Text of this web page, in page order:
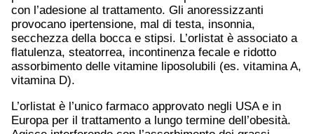
con l’adesione al trattamento. Gli anoressizzanti
provocano ipertensione, mal di testa, insonnia,
secchezza della bocca e stipsi. L’orlistat è associato a
flatulenza, steatorrea, incontinenza fecale e ridotto
assorbimento delle vitamine liposolubili (es. vitamina A,
vitamina D).
L’orlistat è l’unico farmaco approvato negli USA e in
Europa per il trattamento a lungo termine dell’obesità.